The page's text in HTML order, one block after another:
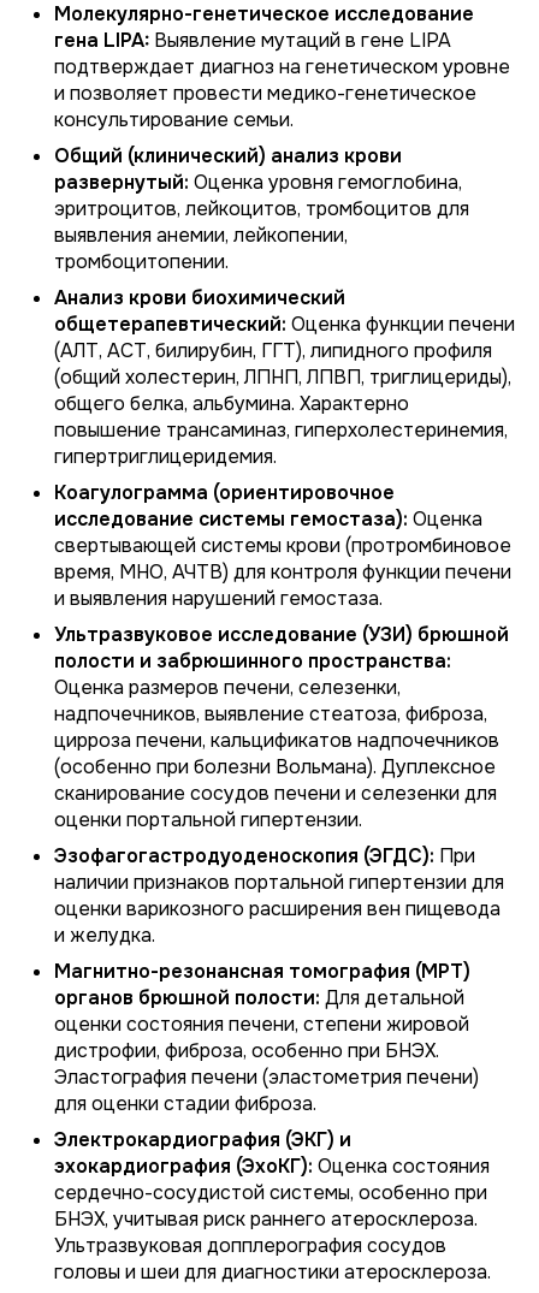
Молекулярно-генетическое исследование
гена LIPA: Выявление мутаций в гене LIPA
подтверждает диагноз на генетическом уровне
и позволяет провести медико-генетическое
консультирование семьи.
Общий (клинический) анализ крови
развернутый: Оценка уровня гемоглобина,
эритроцитов, лейкоцитов, тромбоцитов для
выявления анемии, лейкопении,
тромбоцитопении.
Анализ крови биохимический
общетерапевтический: Оценка функции печени
(АЛТ, АСТ, билирубин, ГГТ), липидного профиля
(общий холестерин, ЛПНП, ЛПВП, триглицериды),
общего белка, альбумина. Характерно
повышение трансаминаз, гиперхолестеринемия,
гипертриглицеридемия.
Коагулограмма (ориентировочное
исследование системы гемостаза): Оценка
свертывающей системы крови (протромбиновое
время, МНО, АЧТВ) для контроля функции печени
и выявления нарушений гемостаза.
Ультразвуковое исследование (УЗИ) брюшной
полости и забрюшинного пространства:
Оценка размеров печени, селезенки,
надпочечников, выявление стеатоза, фиброза,
цирроза печени, кальцификатов надпочечников
(особенно при болезни Вольмана). Дуплексное
сканирование сосудов печени и селезенки для
оценки портальной гипертензии.
Эзофагогастродуоденоскопия (ЭГДС): При
наличии признаков портальной гипертензии для
оценки варикозного расширения вен пищевода
и желудка.
Магнитно-резонансная томография (МРТ)
органов брюшной полости: Для детальной
оценки состояния печени, степени жировой
дистрофии, фиброза, особенно при БНЭХ.
Эластография печени (эластометрия печени)
для оценки стадии фиброза.
Электрокардиография (ЭКГ) и
эхокардиография (ЭхоКГ): Оценка состояния
сердечно-сосудистой системы, особенно при
БНЭХ, учитывая риск раннего атеросклероза.
Ультразвуковая допплерография сосудов
головы и шеи для диагностики атеросклероза.